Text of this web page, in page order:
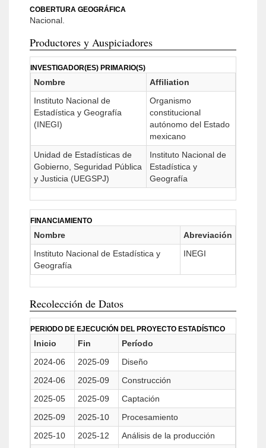
COBERTURA GEOGRÁFICA
Nacional.
Productores y Auspiciadores
INVESTIGADOR(ES) PRIMARIO(S)
Nombre
Affiliation
Instituto Nacional de
Estadística y Geografía
(INEGI)
Organismo
constitucional
autónomo del Estado
mexicano
Unidad de Estadísticas de
Gobierno, Seguridad Pública
y Justicia (UEGSPJ)
Instituto Nacional de
Estadística y
Geografía
FINANCIAMIENTO
Nombre
Abreviación
Instituto Nacional de Estadística y
Geografía
INEGI
Recolección de Datos
PERIODO DE EJECUCIÓN DEL PROYECTO ESTADÍSTICO
Inicio Fin
Período
2024-06
2025-09
Diseño
2024-06
2025-09
Construcción
2025-05
2025-09
Captación
2025-09
2025-10
Procesamiento
2025-10
2025-12
Análisis de la producción